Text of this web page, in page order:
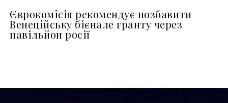
Єврокомісія рекомендує позбавити
Венеційську бієнале гранту через
павільйон росії